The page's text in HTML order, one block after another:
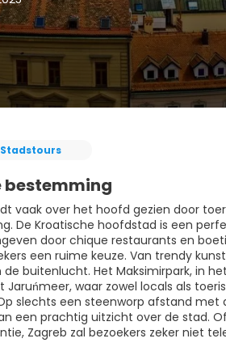
Stadstours
bestemming
vaak over het hoofd gezien door
De Kroatische hoofdstad is een
door chique restaurants en
een ruime keuze. Van trendy
buitenlucht. Het Maksimirpark, in
Jaruńmeer, waar zowel locals als
slechts een steenworp afstand met
een prachtig uitzicht over de stad.
Zagreb zal bezoekers zeker niet